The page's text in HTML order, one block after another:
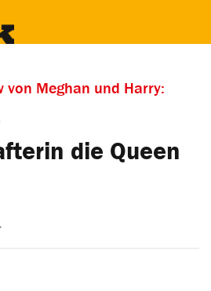
von Meghan und Harry:
die Queen